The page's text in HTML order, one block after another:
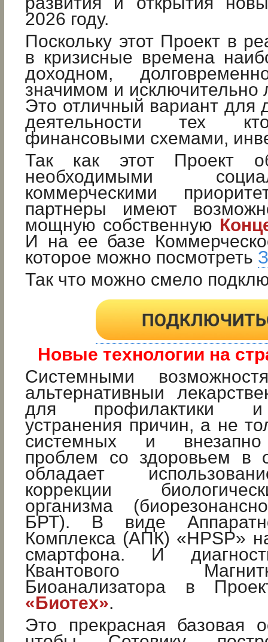
2026 году.
Поскольку этот Проект в
в кризисные времена
доходном,
значимом и исключительно
Это отличный вариант для
деятельности тех
финансовыми схемами,
Так как этот Проект
необходимыми
коммерческими
партнеры имеют
мощную собственную
И на ее базе
которое можно посмотреть
Так что можно смело
Новые технологии на
Системными
альтернативныи
для профилактики и
устранения причин, а не
системных и
проблем со здоровьем в
обладает
коррекции
организма
БРТ). В виде
Комплекса (АПК) «HPSP»
смартфона. И
Квантового Магнитно-
Биоанализатора в
«Биотех».
Это прекрасная базовая